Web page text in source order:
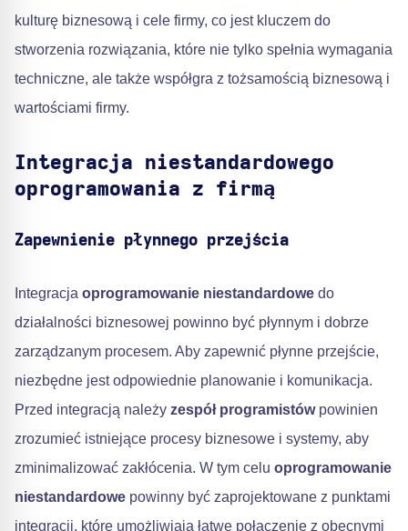
kulturę biznesową i cele firmy, co jest kluczem do
stworzenia rozwiązania, które nie tylko spełnia wymagania
techniczne, ale także współgra z tożsamością biznesową i
wartościami firmy.
Integracja niestandardowego
oprogramowania z firmą
Zapewnienie płynnego przejścia
Integracja oprogramowanie niestandardowe do
działalności biznesowej powinno być płynnym i dobrze
zarządzanym procesem. Aby zapewnić płynne przejście,
niezbędne jest odpowiednie planowanie i komunikacja.
Przed integracją należy zespół programistówpowinien
zrozumieć istniejące procesy biznesowe i systemy, aby
zminimalizować zakłócenia. W tym celu oprogramowanie
niestandardowe powinny być zaprojektowane z punktami
integracji, które umożliwiają łatwe połączenie z obecnymi